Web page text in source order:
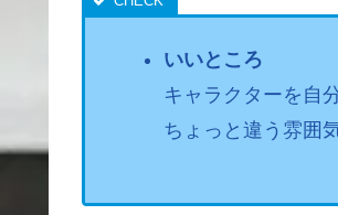
いいところ
キャラクターを自
ちょっと違う雰囲